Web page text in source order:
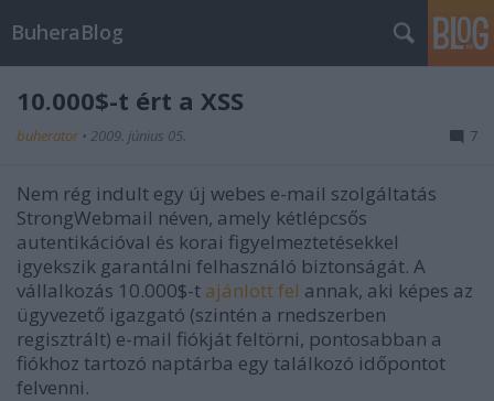
BuheraBlog
10.000$-t ért a XSS
buherator • 2009. június 05. 7
Nem rég indult egy új webes e-mail szolgáltatás
StrongWebmail néven, amely kétlépcsős
autentikációval és korai figyelmeztetésekkel
igyekszik garantálni felhasználó biztonságát. A
vállalkozás 10.000$-t ajánlott fel annak, aki képes az
ügyvezető igazgató (szintén a rnedszerben
regisztrált) e-mail fiókját feltörni, pontosabban a
fiókhoz tartozó naptárba egy találkozó időpontot
felvenni.